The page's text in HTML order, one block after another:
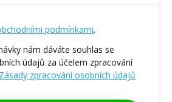
podmínkami.
nám dáváte souhlas se
údajů za účelem zpracování
Zásady zpracování osobních údajů